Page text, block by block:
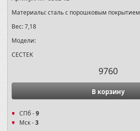
Материалы:сталь с порошковым покрытием
Вес:7,18
Модели:
CECTEK
9760
В корзину
СПб -9
Мск -3